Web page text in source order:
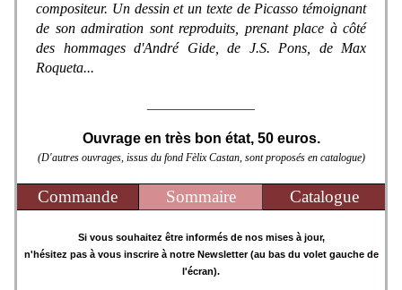
compositeur. Un dessin et un texte de Picasso témoignant
de son admiration sont reproduits, prenant place à côté
des hommages d'André Gide, de J.S. Pons, de Max
Roqueta...
Ouvrage en très bon état, 50 euros.
(D'autres ouvrages, issus du fond Fèlix Castan, sont proposés en catalogue)
Commande Sommaire Catalogue
Si vous souhaitez être informés de nos mises à jour,
n'hésitez pas à vous inscrire à notre Newsletter (au bas du volet gauche de
l'écran).